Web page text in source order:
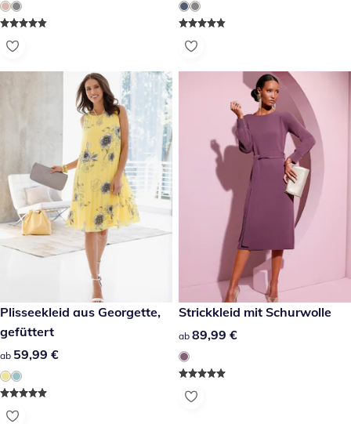
59,99 €
Plisseekleid aus Georgette,
gefüttert
59,99 €
ab 59,99 €
89,99 €
Strickkleid mit Schurwolle
89,99 €
ab 89,99 €